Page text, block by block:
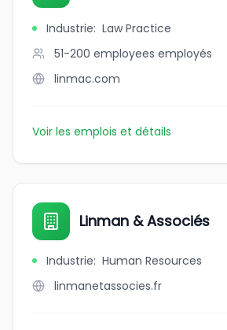
Industrie: Law Practice
51-200 employees employés
linmac.com
Voir les emplois et détails
Linman & Associés
Industrie: Human Resources
linmanetassocies.fr